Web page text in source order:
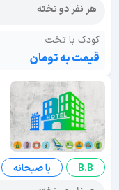
هر نفر دو تخته
کودک با تخت
قیمت به تومان
B.B
با صبحانه